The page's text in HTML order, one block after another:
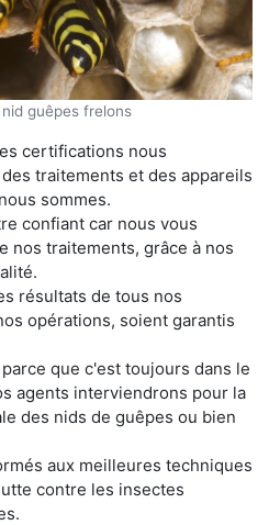
guêpes frelons
certifications nous
traitements et des appareils
sommes.
confiant car nous vous
nos traitements, grâce à nos
résultats de tous nos
opérations, soient garantis
que c'est toujours dans le
agents interviendrons pour la
des nids de guêpes ou bien
aux meilleures techniques
contre les insectes